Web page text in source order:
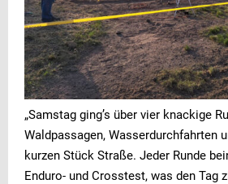
„Samstag ging’s über vier knackige
Waldpassagen, Wasserdurchfahrten
kurzen Stück Straße. Jeder Runde
Enduro- und Crosstest, was den Tag